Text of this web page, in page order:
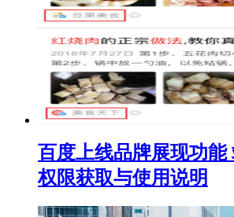
百度上线品牌展现功能
权限获取与使用说明